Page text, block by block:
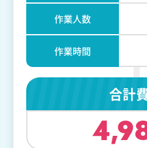
作業人数
作業時間
合計